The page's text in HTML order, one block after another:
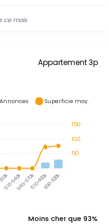
ce mois
Appartement 3p
510-540k540-570k570-600k600-630k
150
100
50
Annonces Superficie moy.
Moins cher que 93%